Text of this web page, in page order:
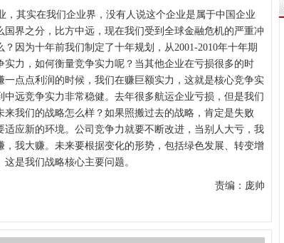
其实在我们企业界，没有人说这个企业是属于中国企业
界之分，比方中远，现在我们受到全球金融危机的严重冲
因为十年前我们制定了十年规划，从2001-2010年十年期
力，如何衡量竞争实力呢？当其他企业在亏损很多的时
点点利润的时候，我们在赚巨额实力，这就是核心竞争实
远竞争实力非常稳健。去年很多航运企业亏损，但是我们
我们的战略怎么样？如果照搬过去的战略，肯定是失败
应新的环境。公司竞争力就要不断改进，当别人大亏，我
我大赚。未来要根据变化的形势，包括绿色发展、转变增
是我们战略核心主要问题。
责编：庞帅